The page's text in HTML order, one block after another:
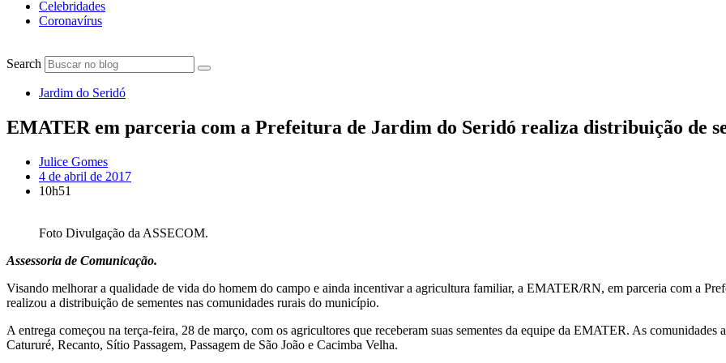
Celebridades
Coronavírus
Search
Jardim do Seridó
EMATER em parceria com a Prefeitura de Jardim do Seridó realiza distribuição de
Julice Gomes
4 de abril de 2017
10h51
Foto Divulgação da ASSECOM.
Assessoria de Comunicação.
Visando melhorar a qualidade de vida do homem do campo e ainda incentivar a agricultura familiar, a EMATER/RN, em parceria com a
realizou a distribuição de sementes nas comunidades rurais do município.
A entrega começou na terça-feira, 28 de março, com os agricultores que receberam suas sementes da equipe da EMATER. As
Catururé, Recanto, Sítio Passagem, Passagem de São João e Cacimba Velha.